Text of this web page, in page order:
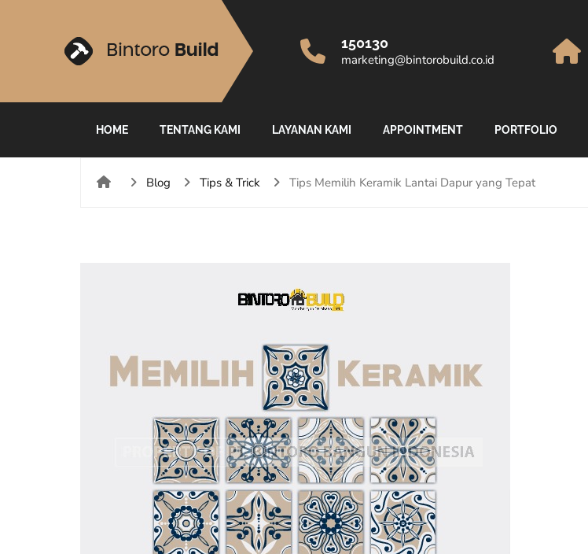
150130
marketing@bintorobuild.co.id
HOME TENTANG KAMI LAYANAN KAMI APPOINTMENT PORTFOLIO
Blog Tips & Trick Tips Memilih Keramik Lantai Dapur yang Tepat